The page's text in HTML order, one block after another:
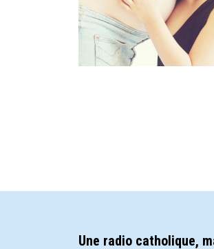
Une radio catholique,